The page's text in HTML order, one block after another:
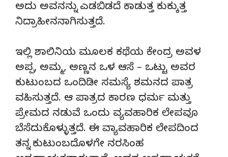
ಅದು ಅವನನ್ನು ಎಡಬಿಡದೆ ಕಾಡುತ್ತ ಕುಕ್ಕುತ್ತ
ನಿದ್ರಾಹೀನನಾಗಿಸುತ್ತದೆ.
ಇಲ್ಲಿ ಶಾಲಿನಿಯ ಮೂಲಕ ಕಥೆಯ ಕೇಂದ್ರ ಅವಳ
ಅಪ್ಪ, ಅಮ್ಮ, ಅಣ್ಣನ ಒಳ ಆಸೆ – ಒಟ್ಟು ಅವರ
ಕುಟುಂಬದ ಒಂದಿಡೀ ಸಮಸ್ಯೆ ಶಮನದ ಪಾತ್ರ
ವಹಿಸುತ್ತದೆ. ಆ ಪಾತ್ರದ ಕಾರಣ ಧರ್ಮ ಮತ್ತು
ಪ್ರೇಮದ ನಡುವೆ ಒಂದು ವ್ಯವಹಾರಿಕ ಲೇಪವೂ
ಬೆಸೆದುಕೊಳ್ಳುತ್ತದೆ. ಈ ವ್ಯಾವಹಾರಿಕ ಲೇಪದಿಂದ
ತನ್ನ ಕುಟುಂಬದೊಳಗೇ ನರಸಿಂಹ